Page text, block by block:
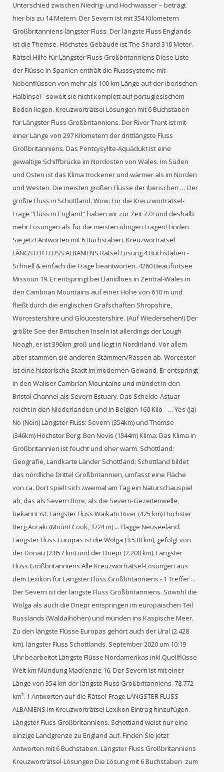
Unterschied zwischen Niedrig- und Hochwasser – beträgt
hier bis zu 14 Metern. Der Severn ist mit 354 Kilometern
Großbritanniens längster Fluss. Der längste Fluss Englands
ist die Themse. Höchstes Gebäude ist The Shard 310 Meter.
Rätsel Hilfe für Längster Fluss Großbritanniens Diese Liste
der Flüsse in Spanien enthält die Flusssysteme mit
Nebenflüssen von mehr als 100 km Länge auf der iberischen
Halbinsel - soweit sie nicht komplett auf portugiesischem
Boden liegen. Kreuzworträtsel Lösungen mit 6 Buchstaben
für Längster Fluss Großbritanniens. Der River Trent ist mit
einer Länge von 297 Kilometern der drittlängste Fluss
Großbritanniens. Das Pontcysyllte-Aquädukt ist eine
gewaltige Schiffbrücke im Nordosten von Wales. Im Süden
und Osten ist das Klima trockener und wärmer als im Norden
und Westen. Die meisten großen Flüsse der iberischen … Der
größte Fluss in Schottland. Wow: Für die Kreuzworträtsel-
Frage "Fluss in England" haben wir zur Zeit 772 und deshalb
mehr Lösungen als für die meisten übrigen Fragen! Finden
Sie jetzt Antworten mit 6 Buchstaben. Kreuzworträtsel
LÄNGSTER FLUSS ALBANIENS Rätsel Lösung 4 Buchstaben -
Schnell & einfach die Frage beantworten. 4260 Beaufortsee
Missouri 19. Er entspringt bei Llanidloes in Zentral-Wales in
den Cambrian Mountains auf einer Höhe von 610 m und
fließt durch die englischen Grafschaften Shropshire,
Worcestershire und Gloucestershire. (Auf Wiedersehen!) Der
größte See der Britischen Inseln ist allerdings der Lough
Neagh, er ist 396km groß und liegt in Nordirland. Vor allem
aber stammen sie anderen Stämmen/Rassen ab. Worcester
ist eine historische Stadt im modernen Gewand. Er entspringt
in den Waliser Cambrian Mountains und mündet in den
Bristol Channel als Severn Estuary. Das Schelde-Ästuar
reicht in den Niederlanden und in Belgien 160 Kilo - … Yes (Ja)
No (Nein) Längster Fluss: Severn (354km) und Themse
(346km) Höchster Berg: Ben Nevis (1344m) Klima: Das Klima in
Großbritannien ist feucht und eher warm. Schottland:
Geografie, Landkarte Länder Schottland: Schottland bildet
das nördliche Drittel Großbritannien, umfasst eine Fläche
von ca. Dort spielt sich zweimal am Tag ein Naturschauspiel
ab, das als Severn Bore, als die Severn-Gezeitenwelle,
bekannt ist. Längster Fluss Waikato River (425 km) Höchster
Berg Aoraki (Mount Cook, 3724 m) ... Flagge Neuseeland.
Längster Fluss Europas ist die Wolga (3.530 km), gefolgt von
der Donau (2.857 km) und der Dnepr (2.200 km). Längster
Fluss Großbritanniens Alle Kreuzworträtsel-Lösungen aus
dem Lexikon für Längster Fluss Großbritanniens - 1 Treffer ...
Der Severn ist der längste Fluss Großbritanniens. Sowohl die
Wolga als auch die Dnepr entspringen im europäischen Teil
Russlands (Waldaihöhen) und münden ins Kaspische Meer.
Zu den längste Flüsse Europas gehört auch der Ural (2.428
km). längster Fluss Schottlands. September 2020 um 10:19
Uhr bearbeitet Längste Flüsse Nordamerikas inkl.Quellflüsse
Welt km Mündung Mackenzie 16. Der Severn ist mit einer
Länge von 354 km der längste Fluss Großbritanniens. 78.772
km². 1 Antworten auf die Rätsel-Frage LÄNGSTER FLUSS
ALBANIENS im Kreuzworträtsel Lexikon Eintrag hinzufügen.
Längster Fluss Großbritanniens. Schottland weist nur eine
einzige Landgrenze zu England auf. Finden Sie jetzt
Antworten mit 6 Buchstaben. Längster Fluss Großbritanniens
Kreuzworträtsel-Lösungen Die Lösung mit 6 Buchstaben ️ zum